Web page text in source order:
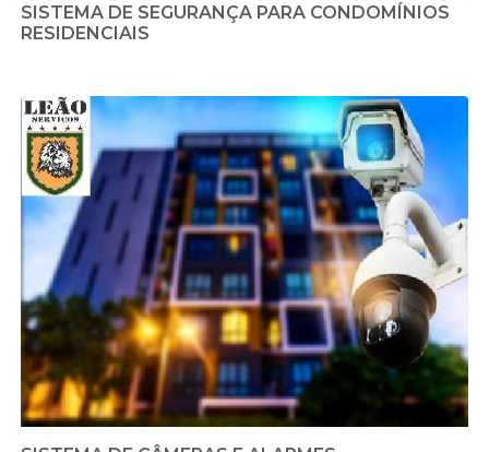
SISTEMA DE SEGURANÇA PARA CONDOMÍNIOS
RESIDENCIAIS